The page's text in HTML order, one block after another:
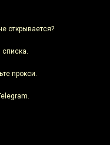
открывается?
списка.
прокси.